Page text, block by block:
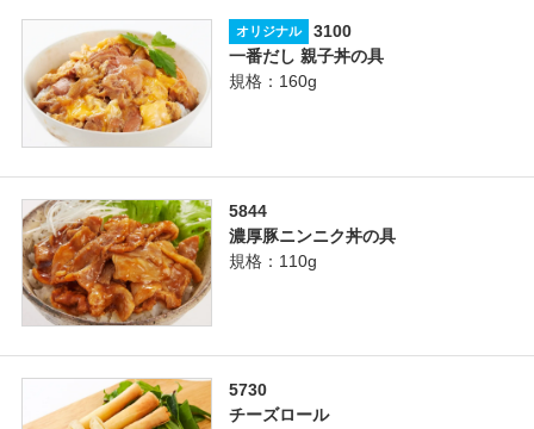
オリジナル
3100
一番だし 親子丼の具
規格：160g
5844
濃厚豚ニンニク丼の具
規格：110g
5730
チーズロール